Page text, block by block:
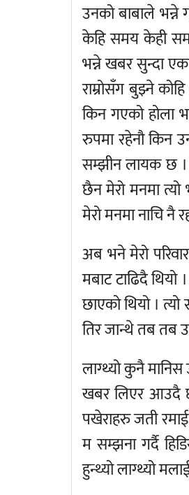
उनको बाबाले भन्ने
केहि समय केही
भन्ने खबर सुन्दा
राम्रोसँग बुझ्ने
किन गएको होला
रुपमा रहेनौ किन
सम्झीन लायक छ ।
छैन मेरो मनमा त्यो
मेरो मनमा नाचि नै
अब भने मेरो
मबाट टाढिदै थियो
छाएको थियो ।
तिर जान्थे तब तब
लाग्थ्यो कुनै
खबर लिएर आउदै छ
पखेराहरु जती
म सम्झना गर्दै
हुन्थ्यो लाग्थ्यो